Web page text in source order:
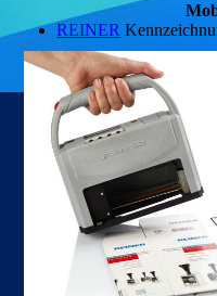
REINER